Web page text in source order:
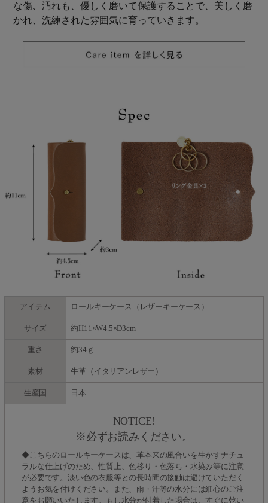
な傷、汚れも、優しく磨いて保護することで、美しく磨
かれ、洗練された雰囲気に育っていきます。
アイテム ロールキーケース（レザーキーケース）
サイズ 約H11×W4.5×D3cm
重さ 約34ｇ
素材 牛革（イタリアンレザー）
生産国 日本
NOTICE!
※必ずお読みください。
◆こちらのロールキーケースは、革本来の風合いを生かすナチュ
ラルな仕上げのため、性質上、色移り・色落ち・水染み等に注意
が必要です。淡い色の衣服等との長時間の接触は避けていただく
ようお気を付けください。また、雨・汗等の水分には細心のご注
意をお願いいたします。もし水分が付着した場合は、すぐに乾い